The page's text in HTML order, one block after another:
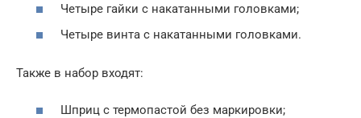
Четыре гайки с накатанными головками;
Четыре винта с накатанными головками.
Также в набор входят:
Шприц с термопастой без маркировки;